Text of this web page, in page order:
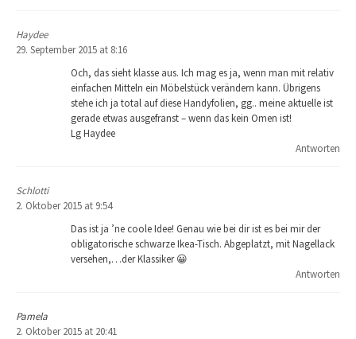
Haydee
29. September 2015 at 8:16
Och, das sieht klasse aus. Ich mag es ja, wenn man mit relativ
einfachen Mitteln ein Möbelstück verändern kann. Übrigens
stehe ich ja total auf diese Handyfolien, gg.. meine aktuelle ist
gerade etwas ausgefranst – wenn das kein Omen ist!
Lg Haydee
Antworten
Schlotti
2. Oktober 2015 at 9:54
Das ist ja ’ne coole Idee! Genau wie bei dir ist es bei mir der
obligatorische schwarze Ikea-Tisch. Abgeplatzt, mit Nagellack
versehen,…der Klassiker 😀
Antworten
Pamela
2. Oktober 2015 at 20:41